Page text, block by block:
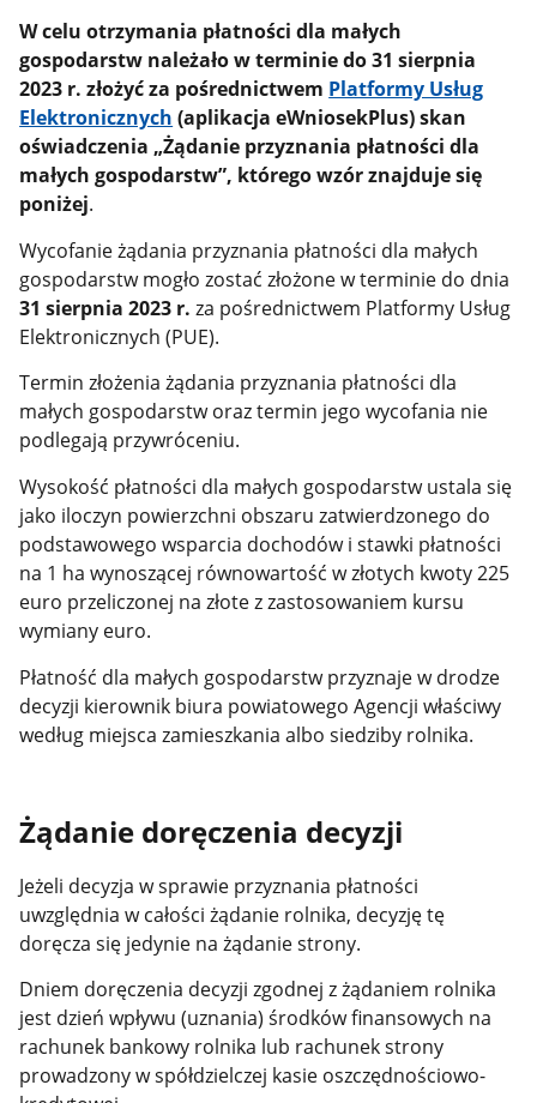
W celu otrzymania płatności dla małych
gospodarstw należało w terminie do 31 sierpnia
2023 r. złożyć za pośrednictwem Platformy Usług
Elektronicznych (aplikacja eWniosekPlus) skan
oświadczenia „Żądanie przyznania płatności dla
małych gospodarstw”, którego wzór znajduje się
poniżej.
Wycofanie żądania przyznania płatności dla małych
gospodarstw mogło zostać złożone w terminie do dnia
31 sierpnia 2023 r. za pośrednictwem Platformy Usług
Elektronicznych (PUE).
Termin złożenia żądania przyznania płatności dla
małych gospodarstw oraz termin jego wycofania nie
podlegają przywróceniu.
Wysokość płatności dla małych gospodarstw ustala się
jako iloczyn powierzchni obszaru zatwierdzonego do
podstawowego wsparcia dochodów i stawki płatności
na 1 ha wynoszącej równowartość w złotych kwoty 225
euro przeliczonej na złote z zastosowaniem kursu
wymiany euro.
Płatność dla małych gospodarstw przyznaje w drodze
decyzji kierownik biura powiatowego Agencji właściwy
według miejsca zamieszkania albo siedziby rolnika.
Żądanie doręczenia decyzji
Jeżeli decyzja w sprawie przyznania płatności
uwzględnia w całości żądanie rolnika, decyzję tę
doręcza się jedynie na żądanie strony.
Dniem doręczenia decyzji zgodnej z żądaniem rolnika
jest dzień wpływu (uznania) środków finansowych na
rachunek bankowy rolnika lub rachunek strony
prowadzony w spółdzielczej kasie oszczędnościowo-